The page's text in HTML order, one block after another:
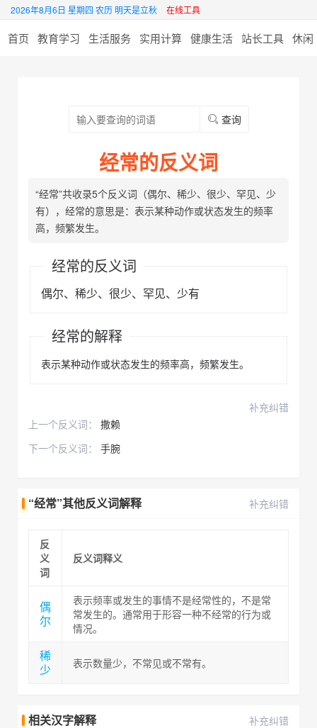
2026年8月6日 星期四 农历 明天是立秋 在线工具
首页 教育学习 生活服务 实用计算 健康生活 站长工具 休闲
查询
经常的反义词
“经常”共收录5个反义词（偶尔、稀少、很少、罕见、少
有），经常的意思是：表示某种动作或状态发生的频率
高，频繁发生。
经常的反义词
偶尔、稀少、很少、罕见、少有
经常的解释
表示某种动作或状态发生的频率高，频繁发生。
补充纠错
上一个反义词：
撒赖
下一个反义词：
手腕
“经常”其他反义词解释 补充纠错
反
义
词
反义词释义
偶
尔
表示频率或发生的事情不是经常性的，不是常
常发生的。通常用于形容一种不经常的行为或
情况。
稀
少
表示数量少，不常见或不常有。
相关汉字解释 补充纠错